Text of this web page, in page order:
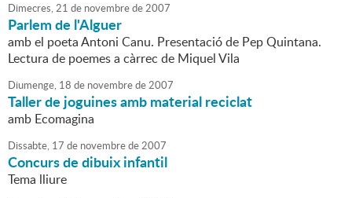
Dimecres,21 de novembrede2007
Parlem de l'Alguer
amb el poeta Antoni Canu. Presentació de Pep Quintana.
Lectura de poemes a càrrec de Miquel Vila
Diumenge, 18 de novembrede2007
Taller de joguines amb material reciclat
amb Ecomagina
Dissabte, 17 de novembrede2007
Concurs de dibuix infantil
Tema lliure